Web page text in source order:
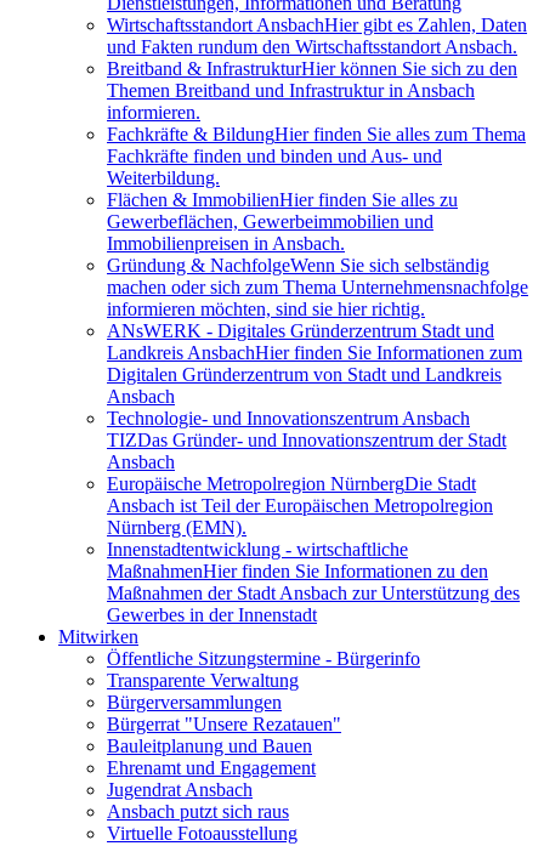
Wirtschaftsstandort AnsbachHier gibt es Zahlen, Daten
und Fakten rundum den Wirtschaftsstandort Ansbach.
Breitband & InfrastrukturHier können Sie sich zu den
Themen Breitband und Infrastruktur in Ansbach
informieren.
Fachkräfte & BildungHier finden Sie alles zum Thema
Fachkräfte finden und binden und Aus- und
Weiterbildung.
Flächen & ImmobilienHier finden Sie alles zu
Gewerbeflächen, Gewerbeimmobilien und
Immobilienpreisen in Ansbach.
Gründung & NachfolgeWenn Sie sich selbständig
machen oder sich zum Thema Unternehmensnachfolge
informieren möchten, sind sie hier richtig.
ANsWERK - Digitales Gründerzentrum Stadt und
Landkreis AnsbachHier finden Sie Informationen zum
Digitalen Gründerzentrum von Stadt und Landkreis
Ansbach
Technologie- und Innovationszentrum Ansbach
TIZDas Gründer- und Innovationszentrum der Stadt
Ansbach
Europäische Metropolregion NürnbergDie Stadt
Ansbach ist Teil der Europäischen Metropolregion
Nürnberg (EMN).
Innenstadtentwicklung - wirtschaftliche
MaßnahmenHier finden Sie Informationen zu den
Maßnahmen der Stadt Ansbach zur Unterstützung des
Gewerbes in der Innenstadt
Mitwirken
Öffentliche Sitzungstermine - Bürgerinfo
Transparente Verwaltung
Bürgerversammlungen
Bürgerrat "Unsere Rezatauen"
Bauleitplanung und Bauen
Ehrenamt und Engagement
Jugendrat Ansbach
Ansbach putzt sich raus
Virtuelle Fotoausstellung